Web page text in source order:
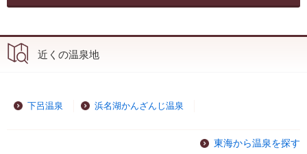
近くの温泉地
下呂温泉 浜名湖かんざんじ温泉
東海から温泉を探す